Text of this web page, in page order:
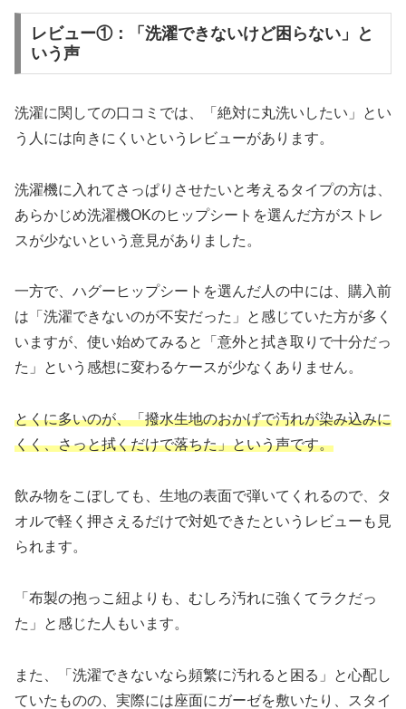
レビュー①：「洗濯できないけど困らない」と
いう声
洗濯に関しての口コミでは、「絶対に丸洗いしたい」とい
う人には向きにくいというレビューがあります。
洗濯機に入れてさっぱりさせたいと考えるタイプの方は、
あらかじめ洗濯機OKのヒップシートを選んだ方がストレ
スが少ないという意見がありました。
一方で、ハグーヒップシートを選んだ人の中には、購入前
は「洗濯できないのが不安だった」と感じていた方が多く
いますが、使い始めてみると「意外と拭き取りで十分だっ
た」という感想に変わるケースが少なくありません。​
とくに多いのが、「撥水生地のおかげで汚れが染み込みに
くく、さっと拭くだけで落ちた」という声です。
飲み物をこぼしても、生地の表面で弾いてくれるので、タ
オルで軽く押さえるだけで対処できたというレビューも見
られます。
「布製の抱っこ紐よりも、むしろ汚れに強くてラクだっ
た」と感じた人もいます。​
また、「洗濯できないなら頻繁に汚れると困る」と心配し
ていたものの、実際には座面にガーゼを敷いたり、スタイ